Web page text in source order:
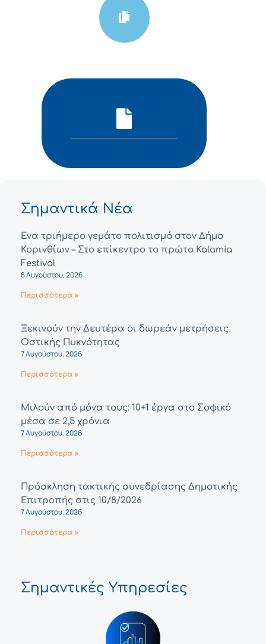
Σημαντικά Νέα
Ένα τριήμερο γεμάτο πολιτισμό στον Δήμο
Κορινθίων – Στο επίκεντρο το πρώτο Kalamia
Festival
8 Αυγούστου, 2026
Περισσότερα »
Ξεκινούν την Δευτέρα οι δωρεάν μετρήσεις
Οστικής Πυκνότητας
7 Αυγούστου, 2026
Περισσότερα »
Μιλούν από μόνα τους: 10+1 έργα στο Σοφικό
μέσα σε 2,5 χρόνια
7 Αυγούστου, 2026
Περισσότερα »
Πρόσκληση τακτικής συνεδρίασης Δημοτικής
Επιτροπής στις 10/8/2026
7 Αυγούστου, 2026
Περισσότερα »
Σημαντικές Υπηρεσίες